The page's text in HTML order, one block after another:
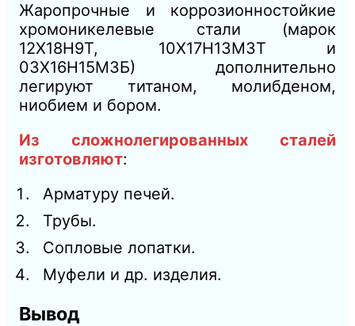
Жаропрочные и коррозионностойкие
хромоникелевые стали (марок
12Х18Н9Т, 10Х17Н13МЗТ и
03Х16Н15МЗБ) дополнительно
легируют титаном, молибденом,
ниобием и бором.
Из сложнолегированных сталей
изготовляют:
Арматуру печей.
Трубы.
Сопловые лопатки.
Муфели и др. изделия.
Вывод